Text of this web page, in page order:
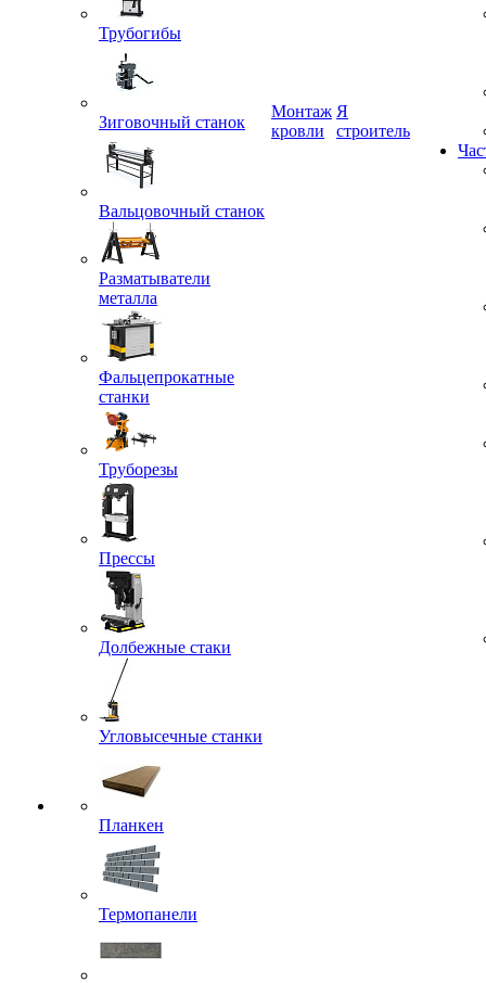
Трубогибы
Зиговочный станок
Вальцовочный станок
Разматыватели
металла
Фальцепрокатные
станки
Труборезы
Прессы
Долбежные стаки
Угловысечные станки
Планкен
Термопанели
кровли
строитель